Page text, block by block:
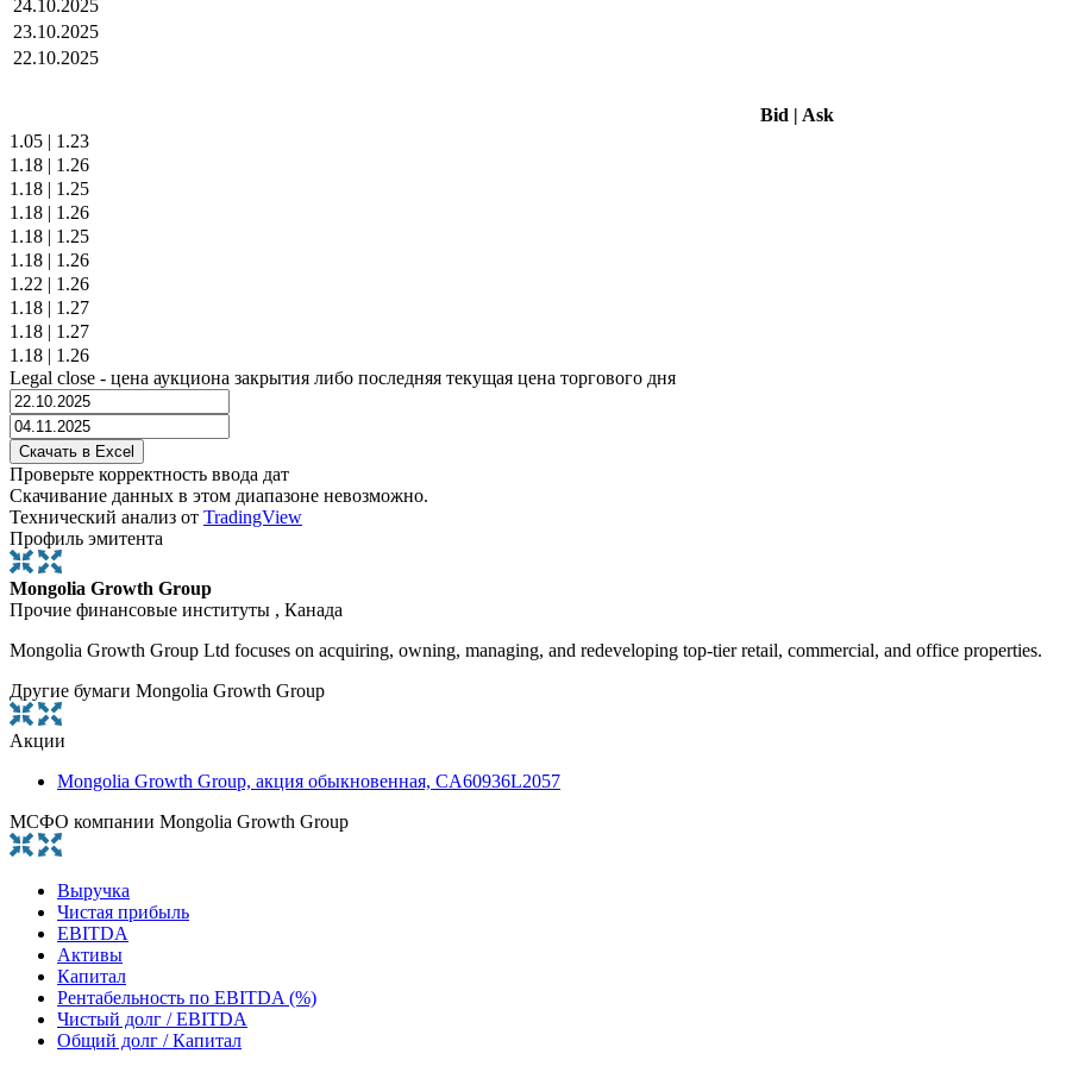
24.10.2025
23.10.2025
22.10.2025
Bid | Ask
1.05 | 1.23
1.18 | 1.26
1.18 | 1.25
1.18 | 1.26
1.18 | 1.25
1.18 | 1.26
1.22 | 1.26
1.18 | 1.27
1.18 | 1.27
1.18 | 1.26
Legal close - цена аукциона закрытия либо последняя текущая цена торгового дня
Проверьте корректность ввода дат
Скачивание данных в этом диапазоне невозможно.
Технический анализ от TradingView
Профиль эмитента
Mongolia Growth Group
Прочие финансовые институты , Канада
Mongolia Growth Group Ltd focuses on acquiring, owning, managing, and redeveloping top-tier retail, commercial, and office properties.
Другие бумаги Mongolia Growth Group
Акции
Mongolia Growth Group, акция обыкновенная, CA60936L2057
МСФО компании Mongolia Growth Group
Выручка
Чистая прибыль
EBITDA
Активы
Капитал
Рентабельность по EBITDA (%)
Чистый долг / EBITDA
Общий долг / Капитал